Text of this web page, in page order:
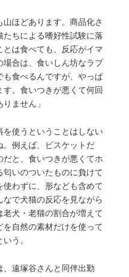
山ほどあります。商品化さ
ちによる嗜好性試験に落
は食べても、反応がイマ
合は、食いしん坊なラブ
も食べるんですが、やっぱ
す。食いつきが悪くて何回
ません」
を使うということはしない
。例えば、ビスケットだ
だと、食いつきが悪くてホ
いのついたものに負けて
使わずに、形なども含めて
で犬猫の反応を見ながら
犬・老猫の割合が増えて
自然の素材だけを使って
う。
、遠塚谷さんと同伴出勤